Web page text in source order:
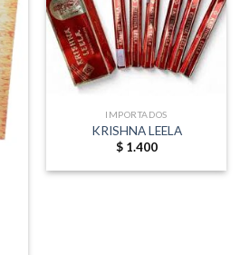
IMPORTADOS
KRISHNA LEELA
$1.400